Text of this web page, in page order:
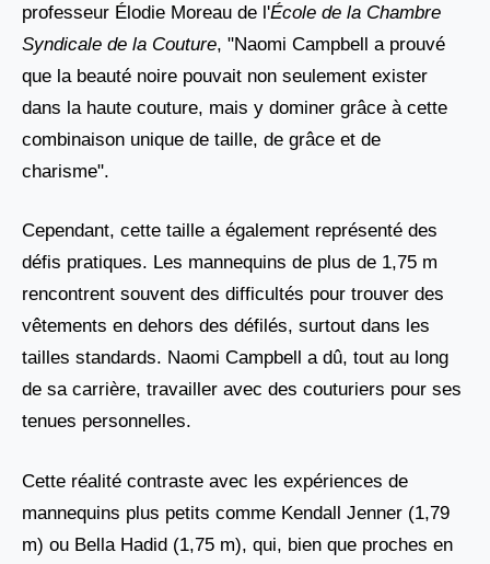
professeur Élodie Moreau de l'École de la Chambre
Syndicale de la Couture, "Naomi Campbell a prouvé
que la beauté noire pouvait non seulement exister
dans la haute couture, mais y dominer grâce à cette
combinaison unique de taille, de grâce et de
charisme".
Cependant, cette taille a également représenté des
défis pratiques. Les mannequins de plus de 1,75 m
rencontrent souvent des difficultés pour trouver des
vêtements en dehors des défilés, surtout dans les
tailles standards. Naomi Campbell a dû, tout au long
de sa carrière, travailler avec des couturiers pour ses
tenues personnelles.
Cette réalité contraste avec les expériences de
mannequins plus petits comme Kendall Jenner (1,79
m) ou Bella Hadid (1,75 m), qui, bien que proches en